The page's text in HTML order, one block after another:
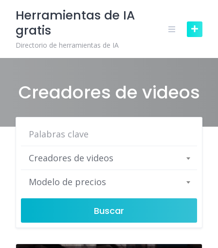
content
Herramientas de IA
gratis
Directorio de herramientas de IA
Creadores de videos
Creadores de videos
Modelo de precios
Buscar